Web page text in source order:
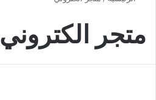
متجر الكتروني